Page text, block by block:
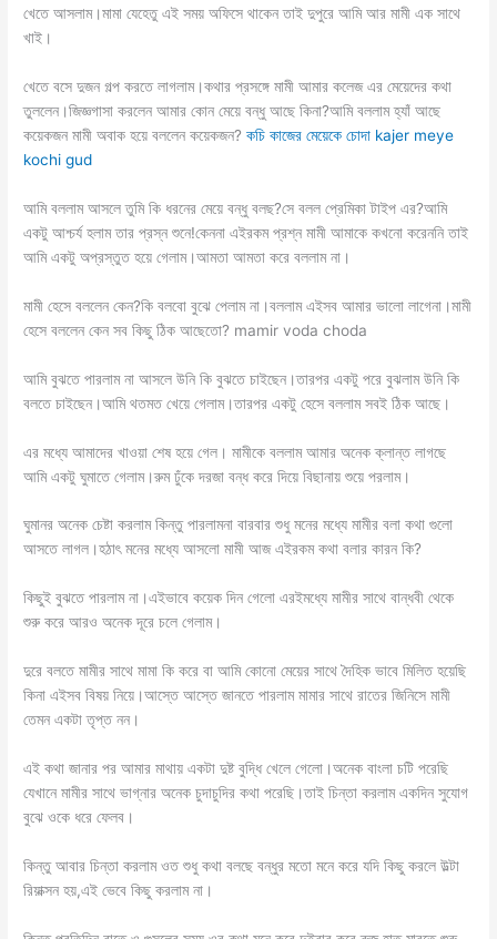
খেতে আসলাম।মামা যেহেতু এই সময় অফিসে থাকেন তাই দুপুরে আমি আর মামী এক সাথে
খাই।
খেতে বসে দুজন গল্প করতে লাগলাম।কথার প্রসঙ্গে মামী আমার কলেজ এর মেয়েদের কথা
তুললেন।জিজ্ঞগাসা করলেন আমার কোন মেয়ে বন্ধু আছে কিনা?আমি বললাম হ্যাঁ আছে
কয়েকজন মামী অবাক হয়ে বললেন কয়েকজন?কচি কাজের মেয়েকে চোদা kajer meye
kochi gud
আমি বললাম আসলে তুমি কি ধরনের মেয়ে বন্ধু বলছ?সে বলল প্রেমিকা টাইপ এর?আমি
একটু আশ্চর্য হলাম তার প্রস্ন শুনে!কেননা এইরকম প্রশ্ন মামী আমাকে কখনো করেননি তাই
আমি একটু অপ্রস্তুত হয়ে গেলাম।আমতা আমতা করে বললাম না।
মামী হেসে বললেন কেন?কি বলবো বুঝে পেলাম না।বললাম এইসব আমার ভালো লাগেনা।মামী
হেসে বললেন কেন সব কিছু ঠিক আছেতো? mamir voda choda
আমি বুঝতে পারলাম না আসলে উনি কি বুঝতে চাইছেন।তারপর একটু পরে বুঝলাম উনি কি
বলতে চাইছেন।আমি থতমত খেয়ে গেলাম।তারপর একটু হেসে বললাম সবই ঠিক আছে।
এর মধ্যে আমাদের খাওয়া শেষ হয়ে গেল। মামীকে বললাম আমার অনেক ক্লান্ত লাগছে
আমি একটু ঘুমাতে গেলাম।রুম ঢুঁকে দরজা বন্ধ করে দিয়ে বিছানায় শুয়ে পরলাম।
ঘুমানর অনেক চেষ্টা করলাম কিন্তু পারলামনা বারবার শুধু মনের মধ্যে মামীর বলা কথা গুলো
আসতে লাগল।হঠাৎ মনের মধ্যে আসলো মামী আজ এইরকম কথা বলার কারন কি?
কিছুই বুঝতে পারলাম না।এইভাবে কয়েক দিন গেলো এরইমধ্যে মামীর সাথে বান্ধবী থেকে
শুরু করে আরও অনেক দূরে চলে গেলাম।
দুরে বলতে মামীর সাথে মামা কি করে বা আমি কোনো মেয়ের সাথে দৈহিক ভাবে মিলিত হয়েছি
কিনা এইসব বিষয় নিয়ে।আস্তে আস্তে জানতে পারলাম মামার সাথে রাতের জিনিসে মামী
তেমন একটা তৃপ্ত নন।
এই কথা জানার পর আমার মাথায় একটা দুষ্ট বুদ্ধি খেলে গেলো।অনেক বাংলা চটি পরেছি
যেখানে মামীর সাথে ভাগ্নার অনেক চুদাচুদির কথা পরেছি।তাই চিন্তা করলাম একদিন সুযোগ
বুঝে ওকে ধরে ফেলব।
কিন্তু আবার চিন্তা করলাম ওত শুধু কথা বলছে বন্ধুর মতো মনে করে যদি কিছু করলে উল্টা
রিয়াক্সন হয়,এই ভেবে কিছু করলাম না।